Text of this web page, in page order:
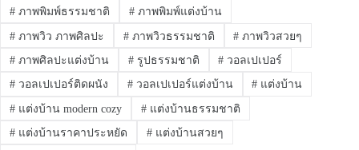
#ภาพพิมพ์ธรรมชาติ #ภาพพิมพ์แต่งบ้าน
#ภาพวิว ภาพศิลปะ #ภาพวิวธรรมชาติ # ภาพวิวสวยๆ
#ภาพศิลปะแต่งบ้าน #รูปธรรมชาติ # วอลเปเปอร์
#วอลเปเปอร์ติดผนัง #วอลเปเปอร์แต่งบ้าน # แต่งบ้าน
#แต่งบ้าน modern cozy #แต่งบ้านธรรมชาติ
#แต่งบ้านราคาประหยัด #แต่งบ้านสวยๆ